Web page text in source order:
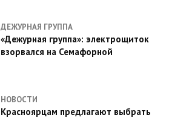
ДЕЖУРНАЯ ГРУППА
«Дежурная группа»: электрощиток
взорвался на Семафорной
НОВОСТИ
Красноярцам предлагают выбрать